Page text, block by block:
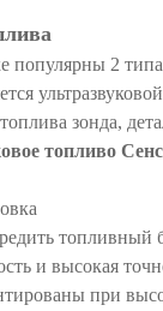
популярны 2 типа
зонда,
топливо
топливный
и высокая
при